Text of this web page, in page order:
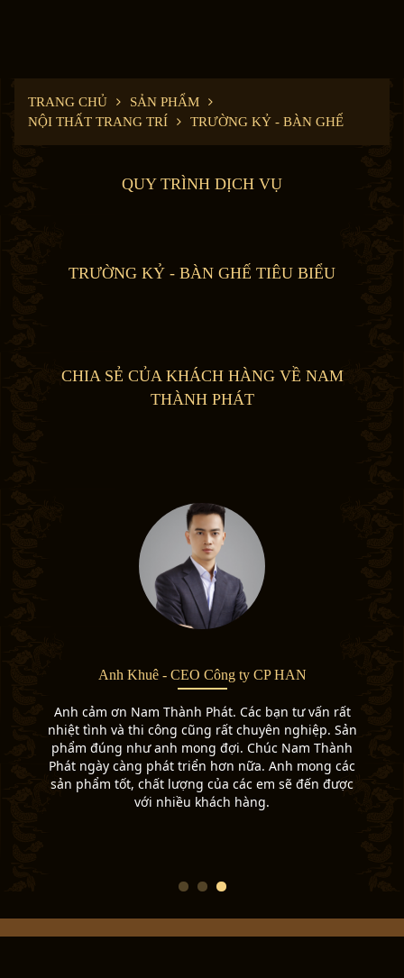
TRANG CHỦ
SẢN PHẨM
NỘI THẤT TRANG TRÍ
TRƯỜNG KỶ - BÀN GHẾ
QUY TRÌNH DỊCH VỤ
TRƯỜNG KỶ - BÀN GHẾ TIÊU BIỂU
CHIA SẺ CỦA KHÁCH HÀNG VỀ NAM
THÀNH PHÁT
Anh Khuê - CEO Công ty CP HAN
Anh cảm ơn Nam Thành Phát. Các bạn tư vấn rất
nhiệt tình và thi công cũng rất chuyên nghiệp. Sản
phẩm đúng như anh mong đợi. Chúc Nam Thành
Phát ngày càng phát triển hơn nữa. Anh mong các
sản phẩm tốt, chất lượng của các em sẽ đến được
với nhiều khách hàng.